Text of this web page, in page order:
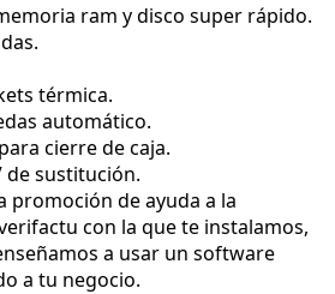
ram y disco super rápido.
térmica.
automático.
cierre de caja.
de sustitución.
promoción de ayuda a la
con la que te instalamos,
a usar un software
a tu negocio.